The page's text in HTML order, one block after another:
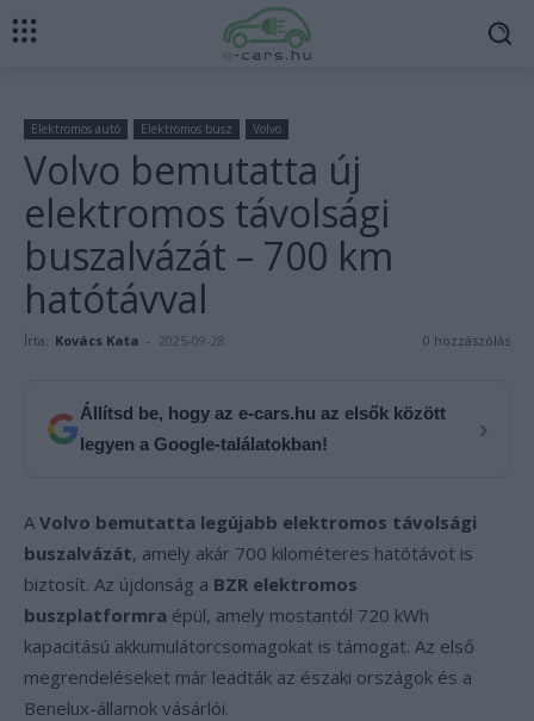
Elektromos autó Elektromos busz Volvo
Volvo bemutatta új
elektromos távolsági
buszalvázát – 700 km
hatótávval
Írta: Kovács Kata - 2025-09-28 0 hozzászólás
Állítsd be, hogy az e-cars.hu az elsők között
legyen a Google-találatokban!
›
A Volvo bemutatta legújabb elektromos távolsági
buszalvázát, amely akár 700 kilométeres hatótávot is
biztosít. Az újdonság a BZR elektromos
buszplatformra épül, amely mostantól 720 kWh
kapacitású akkumulátorcsomagokat is támogat. Az első
megrendeléseket már leadták az északi országok és a
Benelux-államok vásárlói.